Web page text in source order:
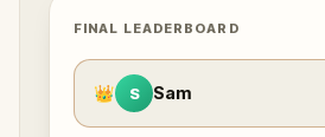
FINAL LEADERBOARD
👑 S Sam